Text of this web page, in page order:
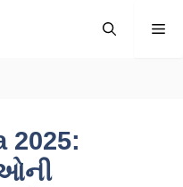
2025: